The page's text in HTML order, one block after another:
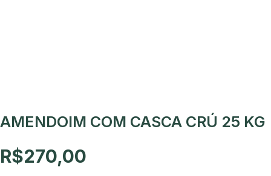
AMENDOIM COM CASCA CRÚ 25 KG
R$270,00